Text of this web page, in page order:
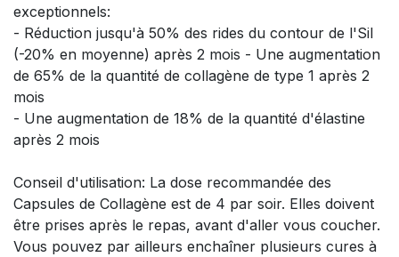
exceptionnels:
- Réduction jusqu'à 50% des rides du contour de l'Sil
(-20% en moyenne) après 2 mois - Une augmentation
de 65% de la quantité de collagène de type 1 après 2
mois
- Une augmentation de 18% de la quantité d'élastine
après 2 mois
Conseil d'utilisation: La dose recommandée des
Capsules de Collagène est de 4 par soir. Elles doivent
être prises après le repas, avant d'aller vous coucher.
Vous pouvez par ailleurs enchaîner plusieurs cures à